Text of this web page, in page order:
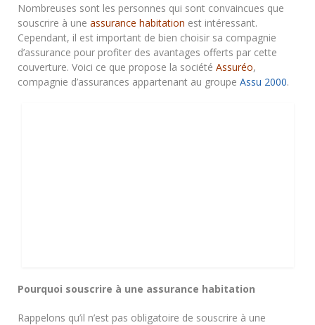
Nombreuses sont les personnes qui sont convaincues que
souscrire à une assurance habitation est intéressant.
Cependant, il est important de bien choisir sa compagnie
d’assurance pour profiter des avantages offerts par cette
couverture. Voici ce que propose la société Assuréo,
compagnie d’assurances appartenant au groupe Assu 2000.
Pourquoi souscrire à une assurance habitation
Rappelons qu’il n’est pas obligatoire de souscrire à une